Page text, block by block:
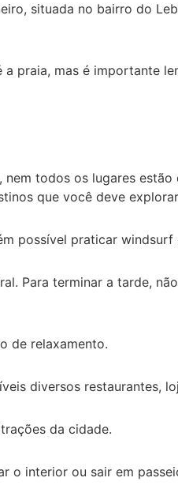
situada no bairro do
praia, mas é importante
todos os lugares
que você deve
possível praticar windsurf
Para terminar a tarde,
de relaxamento.
diversos restaurantes,
da cidade.
o interior ou sair em